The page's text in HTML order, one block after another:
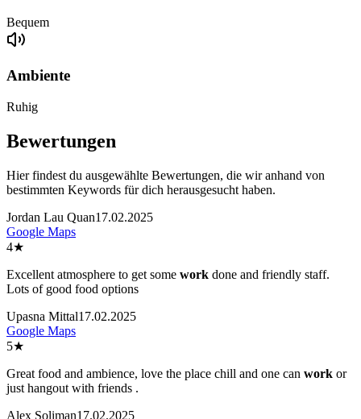
Bequem
Ambiente
Ruhig
Bewertungen
Hier findest du ausgewählte Bewertungen, die wir anhand von
bestimmten Keywords für dich herausgesucht haben.
Jordan Lau Quan17.02.2025
Google Maps
4★
Excellent atmosphere to get some work done and friendly staff.
Lots of good food options
Upasna Mittal17.02.2025
Google Maps
5★
Great food and ambience, love the place chill and one can work or
just hangout with friends .
Alex Soliman17.02.2025